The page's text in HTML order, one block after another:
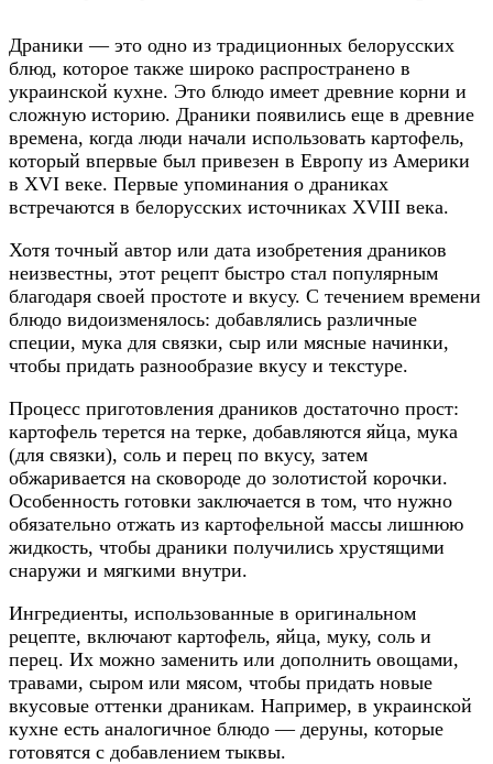
блюда
Драники — это одно из традиционных белорусских
блюд, которое также широко распространено в
украинской кухне. Это блюдо имеет древние корни и
сложную историю. Драники появились еще в древние
времена, когда люди начали использовать картофель,
который впервые был привезен в Европу из Америки
в XVI веке. Первые упоминания о драниках
встречаются в белорусских источниках XVIII века.
Хотя точный автор или дата изобретения драников
неизвестны, этот рецепт быстро стал популярным
благодаря своей простоте и вкусу. С течением времени
блюдо видоизменялось: добавлялись различные
специи, мука для связки, сыр или мясные начинки,
чтобы придать разнообразие вкусу и текстуре.
Процесс приготовления драников достаточно прост:
картофель терется на терке, добавляются яйца, мука
(для связки), соль и перец по вкусу, затем
обжаривается на сковороде до золотистой корочки.
Особенность готовки заключается в том, что нужно
обязательно отжать из картофельной массы лишнюю
жидкость, чтобы драники получились хрустящими
снаружи и мягкими внутри.
Ингредиенты, использованные в оригинальном
рецепте, включают картофель, яйца, муку, соль и
перец. Их можно заменить или дополнить овощами,
травами, сыром или мясом, чтобы придать новые
вкусовые оттенки драникам. Например, в украинской
кухне есть аналогичное блюдо — деруны, которые
готовятся с добавлением тыквы.